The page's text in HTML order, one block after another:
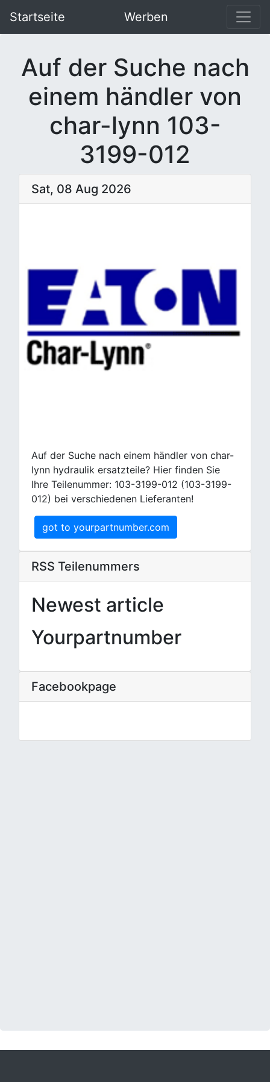
Startseite Werben
Auf der Suche nach
einem händler von
char-lynn 103-
3199-012
Sat, 08 Aug 2026
Auf der Suche nach einem händler von char-
lynn hydraulik ersatzteile? Hier finden Sie
Ihre Teilenummer: 103-3199-012 (103-3199-
012) bei verschiedenen Lieferanten!
got to yourpartnumber.com
RSS Teilenummers
Newest article
Yourpartnumber
Facebookpage